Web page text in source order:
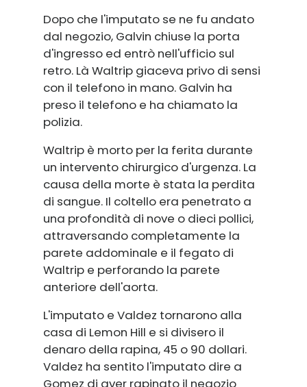
Dopo che l'imputato se ne fu andato
dal negozio, Galvin chiuse la porta
d'ingresso ed entrò nell'ufficio sul
retro. Là Waltrip giaceva privo di sensi
con il telefono in mano. Galvin ha
preso il telefono e ha chiamato la
polizia.
Waltrip è morto per la ferita durante
un intervento chirurgico d'urgenza. La
causa della morte è stata la perdita
di sangue. Il coltello era penetrato a
una profondità di nove o dieci pollici,
attraversando completamente la
parete addominale e il fegato di
Waltrip e perforando la parete
anteriore dell'aorta.
L'imputato e Valdez tornarono alla
casa di Lemon Hill e si divisero il
denaro della rapina, 45 o 90 dollari.
Valdez ha sentito l'imputato dire a
Gomez di aver rapinato il negozio